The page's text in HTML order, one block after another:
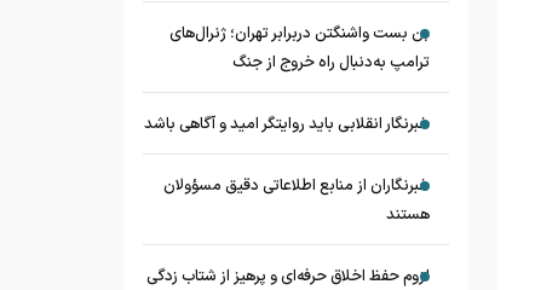
بن بست واشنگتن دربرابر تهران؛ ژنرال‌های
ترامپ به‌دنبال راه خروج از جنگ
خبرنگار انقلابی باید روایتگر امید و آگاهی باشد
خبرنگاران از منابع اطلاعاتی دقیق مسؤولان
هستند
لزوم حفظ اخلاق حرفه‌ای و پرهیز از شتاب زدگی